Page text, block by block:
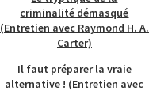
criminalité démasqué
(Entretien avec Raymond H. A.
Carter)
Il faut préparer la vraie
alternative ! (Entretien avec